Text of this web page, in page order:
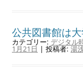
公共図書館は
カテゴリー: デジタル
1月21日 | 投稿者:湯